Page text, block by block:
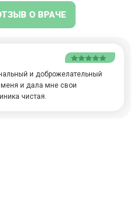
О ВРАЧЕ
и доброжелательный
и дала мне свои
чистая.